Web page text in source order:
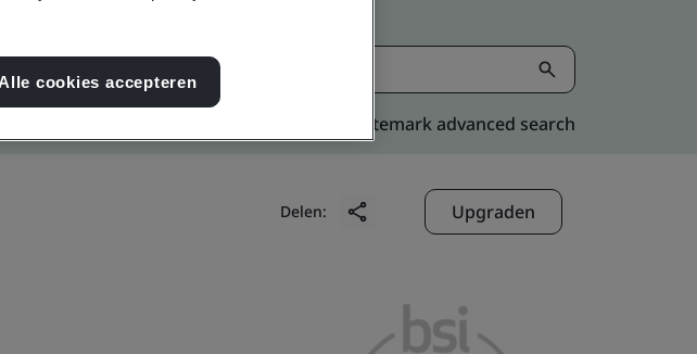
Kitemark advanced search
Delen: Upgraden
cookies accepteren